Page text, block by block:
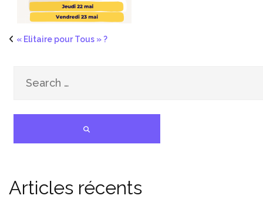
« Elitaire pour Tous » ?
SEARCH
Articles récents